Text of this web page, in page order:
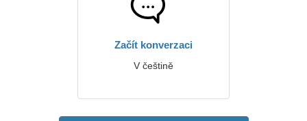
Začít konverzaci
V češtině